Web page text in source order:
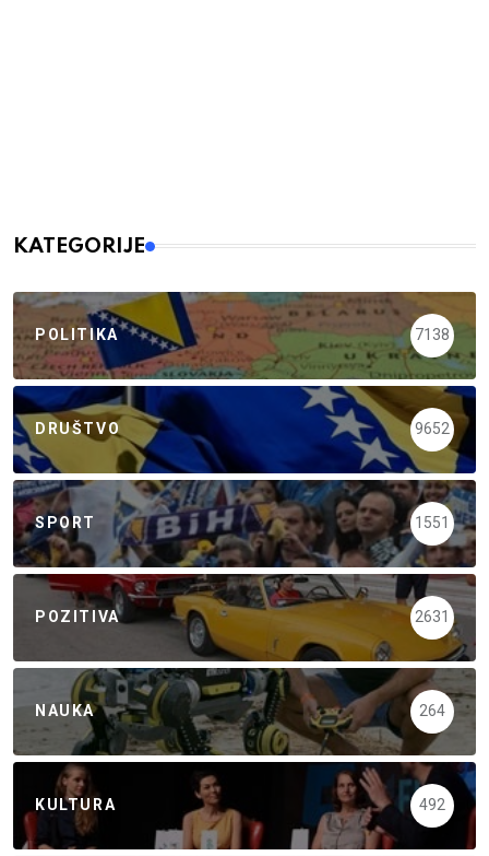
KATEGORIJE
POLITIKA 7138
DRUŠTVO 9652
SPORT 1551
POZITIVA 2631
NAUKA 264
KULTURA 492